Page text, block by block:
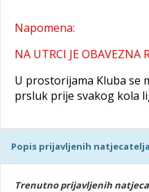
Napomena:
NA UTRCI JE OBAVEZNA
U prostorijama Kluba se
prsluk prije svakog kola
Popis prijavljenih natjecatelja
Trenutno prijavljenih